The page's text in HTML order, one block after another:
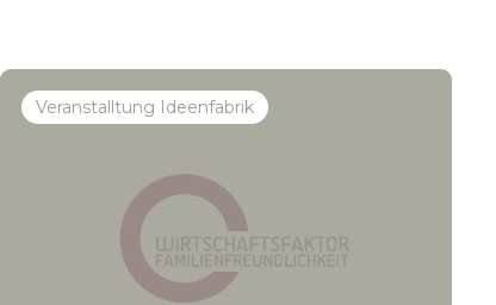
Veranstalltung Ideenfabrik